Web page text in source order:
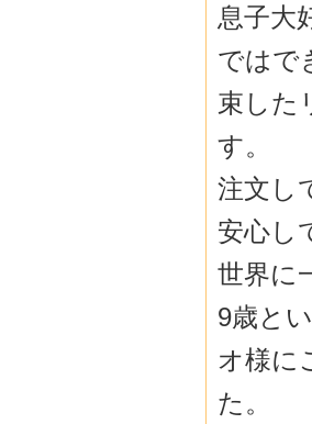
息子大
ではで
束した
す。
注文し
安心し
世界に
9歳と
オ様に
た。